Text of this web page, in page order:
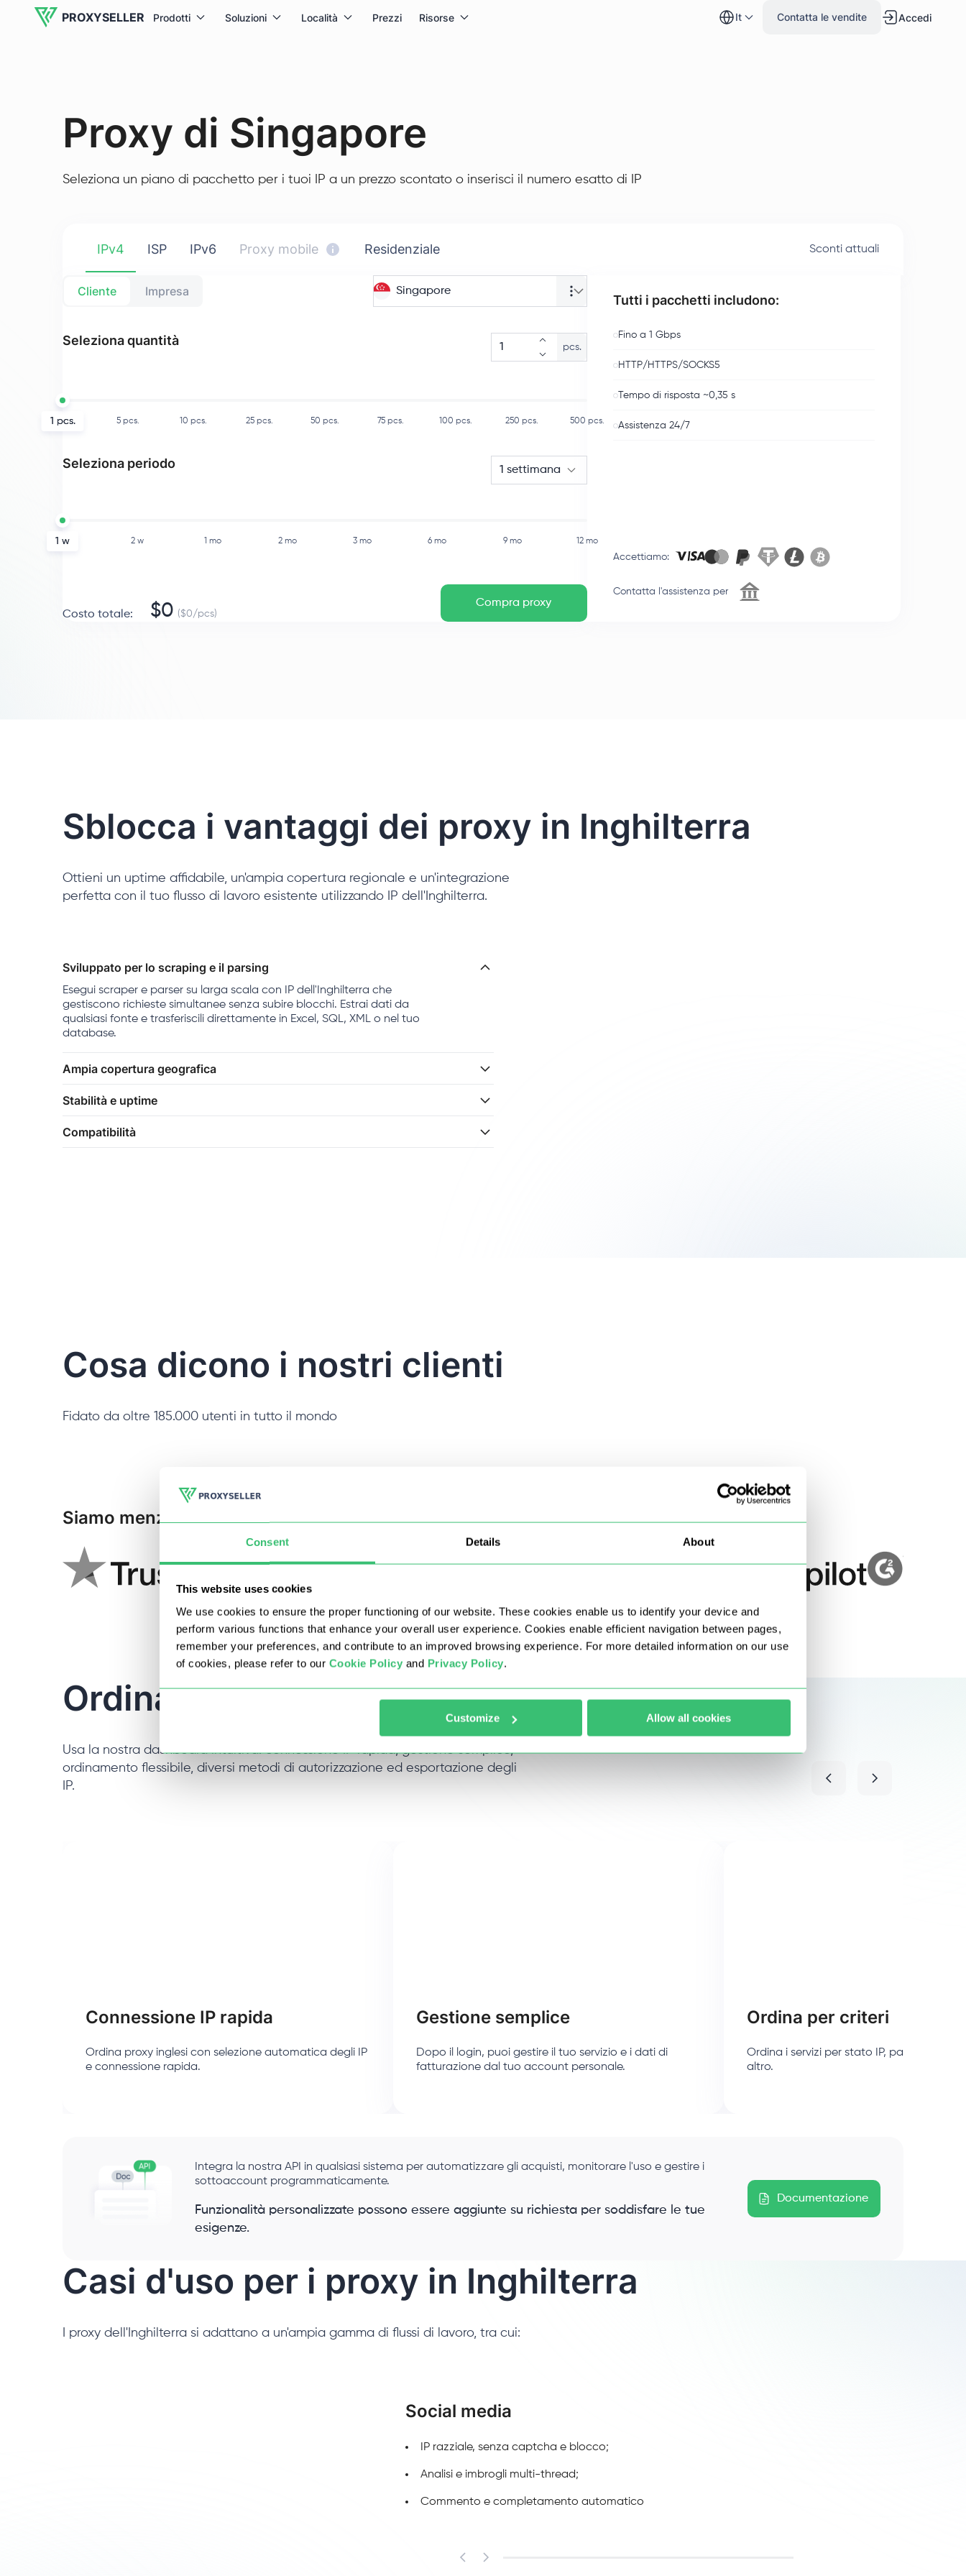
Consent Details About
This website uses cookies
We use cookies to ensure the proper functioning of our website. These cookies enable us to identify your device and
perform various functions that enhance your overall user experience. Cookies enable efficient navigation between pages,
remember your preferences, and contribute to an improved browsing experience. For more detailed information on our use
of cookies, please refer to our Cookie Policy and Privacy Policy.
Customize Allow all cookies
PROXYSELLER Prodotti Soluzioni Località Prezzi Risorse it Contatta le vendite Accedi
Proxy di Singapore
Seleziona un piano di pacchetto per i tuoi IP a un prezzo scontato o inserisci il numero esatto di IP
IPv4 ISP IPv6 Proxy mobile Residenziale Sconti attuali
Cliente Impresa Singapore
Seleziona quantità pcs.
1 pcs. 5 pcs. 10 pcs. 25 pcs. 50 pcs. 75 pcs. 100 pcs. 250 pcs. 500 pcs.
Seleziona periodo 1 settimana
1 w 2 w 1 mo 2 mo 3 mo 6 mo 9 mo 12 mo
Costo totale: $0 ($0/pcs)
Compra proxy
Tutti i pacchetti includono:
Fino a 1 Gbps
HTTP/HTTPS/SOCKS5
Tempo di risposta ~0,35 s
Assistenza 24/7
Accettiamo:
Contatta l'assistenza per
Sblocca i vantaggi dei proxy in Inghilterra
Ottieni un uptime affidabile, un'ampia copertura regionale e un'integrazione
perfetta con il tuo flusso di lavoro esistente utilizzando IP dell'Inghilterra.
Sviluppato per lo scraping e il parsing
Esegui scraper e parser su larga scala con IP dell'Inghilterra che
gestiscono richieste simultanee senza subire blocchi. Estrai dati da
qualsiasi fonte e trasferiscili direttamente in Excel, SQL, XML o nel tuo
database.
Ampia copertura geografica
Stabilità e uptime
Compatibilità
Cosa dicono i nostri clienti
Fidato da oltre 185.000 utenti in tutto il mondo
Siamo menzionati:
Ordina proxy inglesi
Usa la nostra dashboard intuitiva: connessione IP rapida, gestione semplice,
ordinamento flessibile, diversi metodi di autorizzazione ed esportazione degli
IP.
Connessione IP rapida
Ordina proxy inglesi con selezione automatica degli IP
e connessione rapida.
Gestione semplice
Dopo il login, puoi gestire il tuo servizio e i dati di
fatturazione dal tuo account personale.
Ordina per criteri
Ordina i servizi per stato IP, paese, data
altro.
Integra la nostra API in qualsiasi sistema per automatizzare gli acquisti, monitorare l'uso e gestire i
sottoaccount programmaticamente.
Funzionalità personalizzate possono essere aggiunte su richiesta per soddisfare le tue
esigenze.
Documentazione
Casi d'uso per i proxy in Inghilterra
I proxy dell'Inghilterra si adattano a un'ampia gamma di flussi di lavoro, tra cui:
Social media
IP razziale, senza captcha e blocco;
Analisi e imbrogli multi-thread;
Commento e completamento automatico